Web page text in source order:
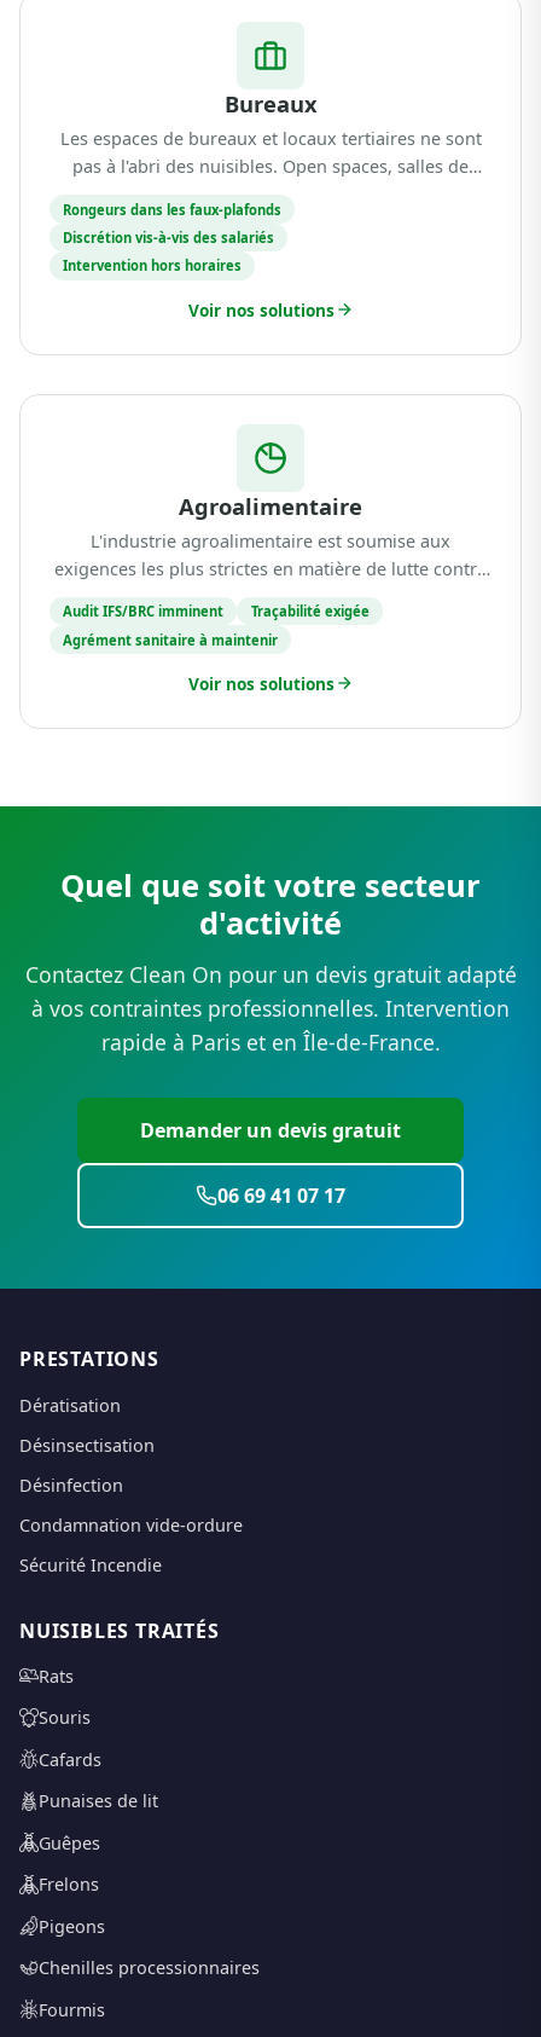
Bureaux
Les espaces de bureaux et locaux tertiaires ne sont
pas à l'abri des nuisibles. Open spaces, salles de
offrent des conditions favorables à l'inst...
Rongeurs dans les faux-plafonds
Discrétion vis-à-vis des salariés
Intervention hors horaires
Voir nos solutions
Agroalimentaire
L'industrie agroalimentaire est soumise aux
exigences les plus strictes en matière de lutte contre
Standards et les réglementations européennes imp...
Audit IFS/BRC imminent
Traçabilité exigée
Agrément sanitaire à maintenir
Voir nos solutions
Quel que soit votre secteur
d'activité
Contactez Clean On pour un devis gratuit adapté
à vos contraintes professionnelles. Intervention
rapide à Paris et en Île-de-France.
Demander un devis gratuit
06 69 41 07 17
PRESTATIONS
Dératisation
Désinsectisation
Désinfection
Condamnation vide-ordure
Sécurité Incendie
NUISIBLES TRAITÉS
Rats
Souris
Cafards
Punaises de lit
Guêpes
Frelons
Pigeons
Chenilles processionnaires
Fourmis